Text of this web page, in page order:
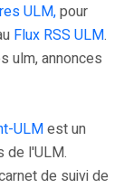
ULM,pour
Flux RSS ULM.
ulm, annonces
ULMest un
de l'ULM.
de suivi de